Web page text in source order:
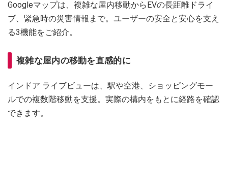
Googleマップは、複雑な屋内移動からEVの長距離ドライ
ブ、緊急時の災害情報まで。ユーザーの安全と安心を支え
る3機能をご紹介。
複雑な屋内の移動を直感的に
インドア ライブビューは、駅や空港、ショッピングモー
ルでの複数階移動を支援。実際の構内をもとに経路を確認
できます。